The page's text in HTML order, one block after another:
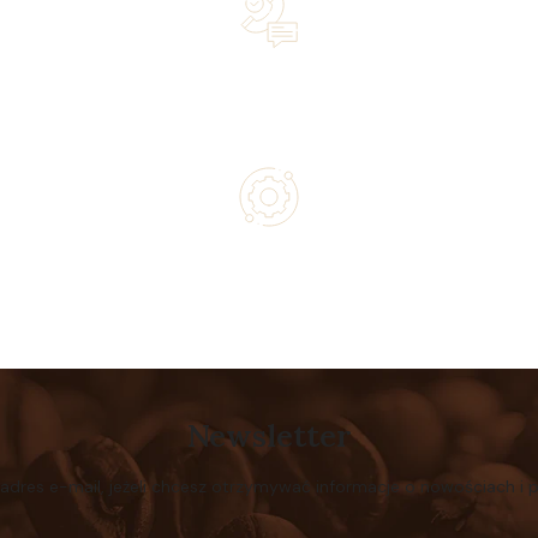
Newsletter
e-mail, jeżeli chcesz otrzymywać informacje o nowościach i